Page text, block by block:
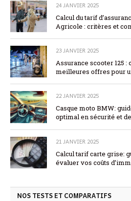
24 JANVIER 2025
Calcul du tarif
Agricole : critères et
23 JANVIER 2025
Assurance scooter 125 :
meilleures offres pour
22 JANVIER 2025
Casque moto BMW:
optimal en sécurité et
21 JANVIER 2025
Calcul tarif carte grise:
évaluer vos coûts
NOS TESTS ET COMPARATIFS